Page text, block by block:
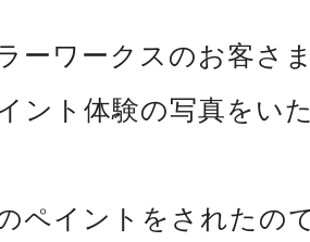
ーワークスのお客さ
ント体験の写真をい
ペイントをされたの